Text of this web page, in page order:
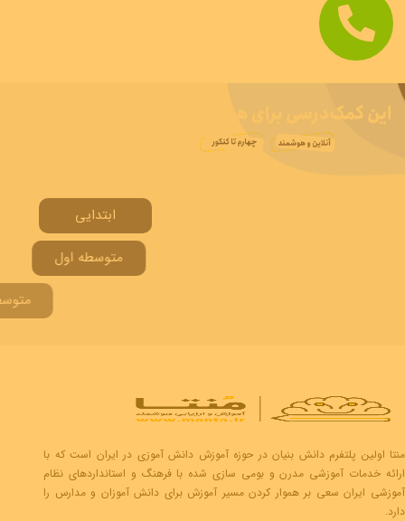
ابتدایی
متوسطه اول
منتا اولین پلتفرم دانش بنیان در حوزه آموزش دانش آموزی در ایران است که با
ارائه خدمات آموزشی مدرن و بومی سازی شده با فرهنگ و استانداردهای نظام
آموزشی ایران سعی بر هموار کردن مسیر آموزش برای دانش آموزان و مدارس را
دارد.